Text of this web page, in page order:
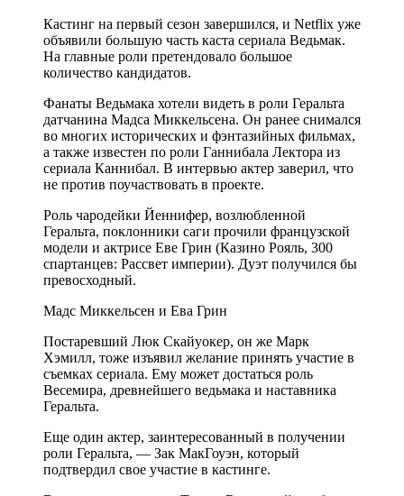
Кастинг на первый сезон завершился, и Netflix уже
объявили большую часть каста сериала Ведьмак.
На главные роли претендовало большое
количество кандидатов.
Фанаты Ведьмака хотели видеть в роли Геральта
датчанина Мадса Миккельсена. Он ранее снимался
во многих исторических и фэнтазийных фильмах,
а также известен по роли Ганнибала Лектора из
сериала Каннибал. В интервью актер заверил, что
не против поучаствовать в проекте.
Роль чародейки Йеннифер, возлюбленной
Геральта, поклонники саги прочили французской
модели и актрисе Еве Грин (Казино Рояль, 300
спартанцев: Рассвет империи). Дуэт получился бы
превосходный.
Мадс Миккельсен и Ева Грин
Постаревший Люк Скайуокер, он же Марк
Хэмилл, тоже изъявил желание принять участие в
съемках сериала. Ему может достаться роль
Весемира, древнейшего ведьмака и наставника
Геральта.
Еще один актер, заинтересованный в получении
роли Геральта, — Зак МакГоуэн, который
подтвердил свое участие в кастинге.